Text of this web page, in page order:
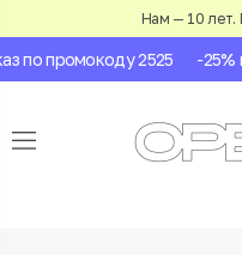
Нам — 10 лет.
по промокоду 2525 -25%